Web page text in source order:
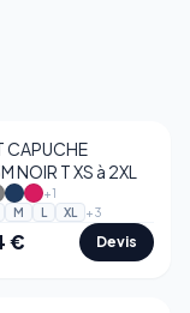
CAPUCHE
NOIR T XS à 2XL
+1
M L XL +3
€ Devis